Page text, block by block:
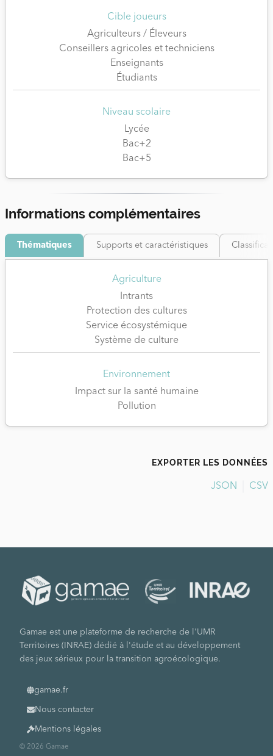
Cible joueurs
Agriculteurs / Éleveurs
Conseillers agricoles et techniciens
Enseignants
Étudiants
Niveau scolaire
Lycée
Bac+2
Bac+5
Informations complémentaires
Thématiques Supports et caractéristiques
Agriculture
Intrants
Protection des cultures
Service écosystémique
Système de culture
Environnement
Impact sur la santé humaine
Pollution
EXPORTER LES DONNÉES
JSON CSV
Gamae est une plateforme de recherche de l'UMR
Territoires (INRAE) dédié à l'étude et au développement
des jeux sérieux pour la transition agroécologique.
gamae.fr
Nous contacter
Mentions légales
© 2026 Gamae